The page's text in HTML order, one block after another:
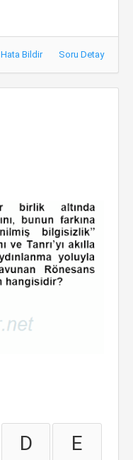
Hata Bildir Soru Detay
D E